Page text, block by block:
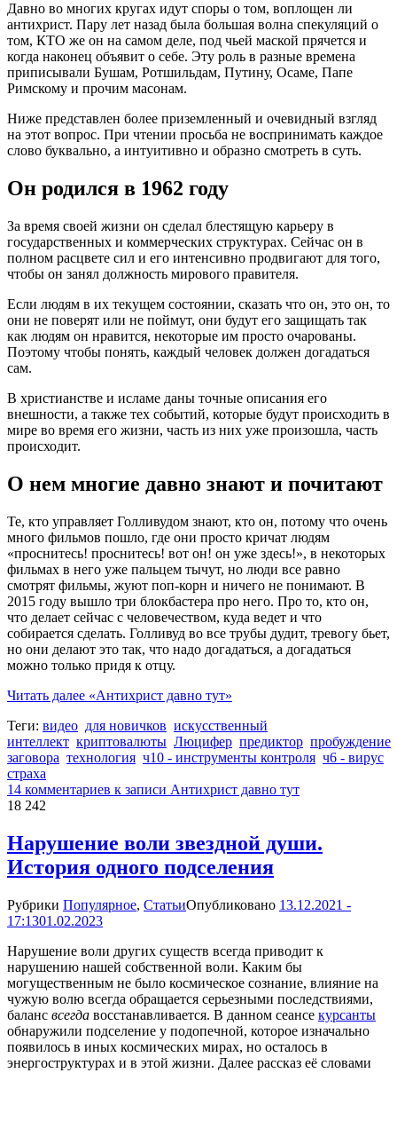
Давно во многих кругах идут споры о том, воплощен ли
антихрист. Пару лет назад была большая волна спекуляций о
том, КТО же он на самом деле, под чьей маской прячется и
когда наконец объявит о себе. Эту роль в разные времена
приписывали Бушам, Ротшильдам, Путину, Осаме, Папе
Римскому и прочим масонам.
Ниже представлен более приземленный и очевидный взгляд
на этот вопрос. При чтении просьба не воспринимать каждое
слово буквально, а интуитивно и образно смотреть в суть.
Он родился в 1962 году
За время своей жизни он сделал блестящую карьеру в
государственных и коммерческих структурах. Сейчас он в
полном расцвете сил и его интенсивно продвигают для того,
чтобы он занял должность мирового правителя.
Если людям в их текущем состоянии, сказать что он, это он, то
они не поверят или не поймут, они будут его защищать так
как людям он нравится, некоторые им просто очарованы.
Поэтому чтобы понять, каждый человек должен догадаться
сам.
В христианстве и исламе даны точные описания его
внешности, а также тех событий, которые будут происходить в
мире во время его жизни, часть из них уже произошла, часть
происходит.
О нем многие давно знают и почитают
Те, кто управляет Голливудом знают, кто он, потому что очень
много фильмов пошло, где они просто кричат людям
«проснитесь! проснитесь! вот он! он уже здесь!», в некоторых
фильмах в него уже пальцем тычут, но люди все равно
смотрят фильмы, жуют поп-корн и ничего не понимают. В
2015 году вышло три блокбастера про него. Про то, кто он,
что делает сейчас с человечеством, куда ведет и что
собирается сделать. Голливуд во все трубы дудит, тревогу бьет,
но они делают это так, что надо догадаться, а догадаться
можно только придя к отцу.
Читать далее «Антихрист давно тут»
Теги: видео для новичков искусственный
интеллект криптовалюты Люцифер предиктор пробуждение
заговора технология ч10 - инструменты контроля ч6 - вирус
страха
14 комментариев к записи Антихрист давно тут
18 242
Нарушение воли звездной души.
История одного подселения
Рубрики Популярное, СтатьиОпубликовано 13.12.2021 -
17:1301.02.2023
Нарушение воли других существ всегда приводит к
нарушению нашей собственной воли. Каким бы
могущественным не было космическое сознание, влияние на
чужую волю всегда обращается серьезными последствиями,
баланс всегда восстанавливается. В данном сеансе курсанты
обнаружили подселение у подопечной, которое изначально
появилось в иных космических мирах, но осталось в
энергоструктурах и в этой жизни. Далее рассказ её словами